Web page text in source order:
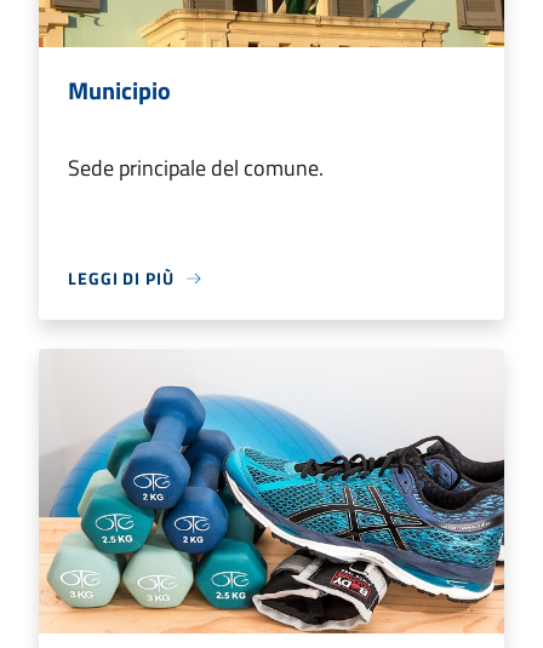
Municipio
Sede principale del comune.
LEGGI DI PIÙ